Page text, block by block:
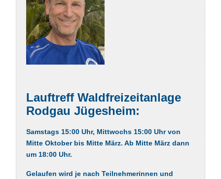
Lauftreff Waldfreizeitanlage
Rodgau Jügesheim:
Samstags 15:00 Uhr, Mittwochs 15:00 Uhr von
Mitte Oktober bis Mitte März. Ab Mitte März dann
um 18:00 Uhr.
Gelaufen wird je nach Teilnehmerinnen und